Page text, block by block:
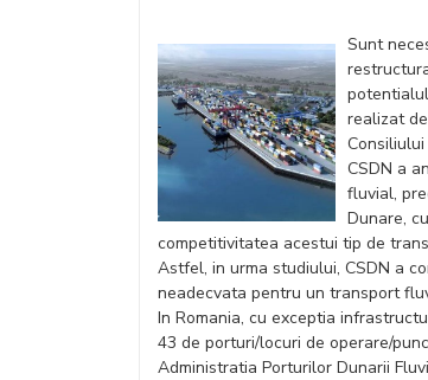
Sunt
realizat
CSDN a
fluvial,
Dunare,
competitivitatea acestui tip de
Astfel, in urma studiului, CSDN a
neadecvata pentru un transport
In Romania, cu exceptia
43 de porturi/locuri de operare/
Administratia Porturilor Dunarii